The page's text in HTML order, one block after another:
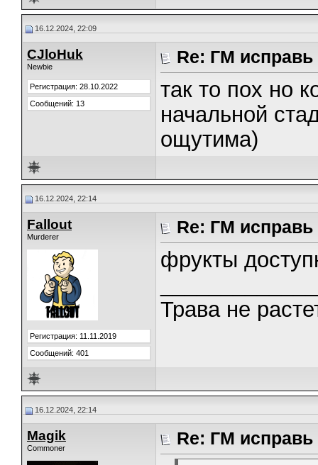
16.12.2024, 22:09
CJloHuk
Newbie
Регистрация: 28.10.2022
Сообщений: 13
Re: ГМ
так то пох но
начальной
ощутима)
16.12.2024, 22:14
Fallout
Murderer
Регистрация: 11.11.2019
Сообщений: 401
Re: ГМ
фрукты
Трава не
16.12.2024, 22:14
Magik
Commoner Re: ГМ